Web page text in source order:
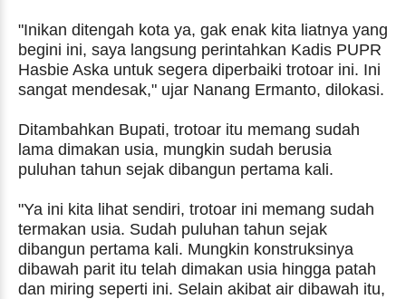
"Inikan ditengah kota ya, gak enak kita liatnya yang
begini ini, saya langsung perintahkan Kadis PUPR
Hasbie Aska untuk segera diperbaiki trotoar ini. Ini
sangat mendesak," ujar Nanang Ermanto, dilokasi.
Ditambahkan Bupati, trotoar itu memang sudah
lama dimakan usia, mungkin sudah berusia
puluhan tahun sejak dibangun pertama kali.
"Ya ini kita lihat sendiri, trotoar ini memang sudah
termakan usia. Sudah puluhan tahun sejak
dibangun pertama kali. Mungkin konstruksinya
dibawah parit itu telah dimakan usia hingga patah
dan miring seperti ini. Selain akibat air dibawah itu,